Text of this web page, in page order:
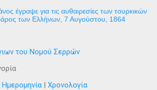
έγραψε για τις αυθαιρεσίες των τουρκικών
των Ελλήνων, 7 Αυγούστου, 1864
του Νομού Σερρών
Ημερομηνία | Χρονολογία